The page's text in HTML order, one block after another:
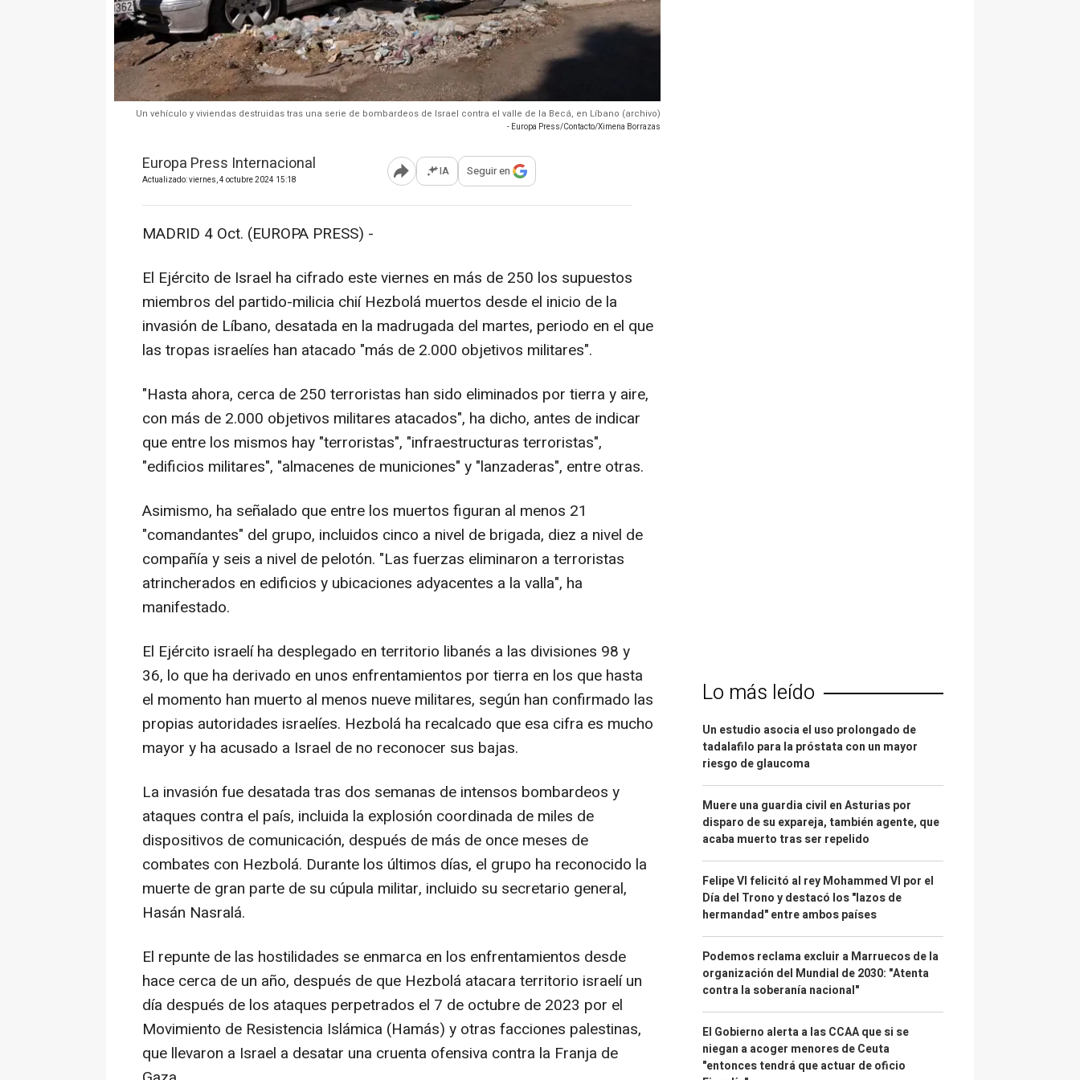
Un vehículo y viviendas destruidas tras una serie de bombardeos de Israel contra el valle de la Becá, en Líbano (archivo)
- Europa Press/Contacto/Ximena Borrazas
Europa Press Internacional
Actualizado: viernes, 4 octubre 2024 15:18 Abrir opciones para compartir
IA Seguir en
MADRID 4 Oct. (EUROPA PRESS) -
El Ejército de Israel ha cifrado este viernes en más de 250 los supuestos
miembros del partido-milicia chií Hezbolá muertos desde el inicio de la
invasión de Líbano, desatada en la madrugada del martes, periodo en el que
las tropas israelíes han atacado "más de 2.000 objetivos militares".
"Hasta ahora, cerca de 250 terroristas han sido eliminados por tierra y aire,
con más de 2.000 objetivos militares atacados", ha dicho, antes de indicar
que entre los mismos hay "terroristas", "infraestructuras terroristas",
"edificios militares", "almacenes de municiones" y "lanzaderas", entre otras.
Asimismo, ha señalado que entre los muertos figuran al menos 21
"comandantes" del grupo, incluidos cinco a nivel de brigada, diez a nivel de
compañía y seis a nivel de pelotón. "Las fuerzas eliminaron a terroristas
atrincherados en edificios y ubicaciones adyacentes a la valla", ha
manifestado.
El Ejército israelí ha desplegado en territorio libanés a las divisiones 98 y
36, lo que ha derivado en unos enfrentamientos por tierra en los que hasta
el momento han muerto al menos nueve militares, según han confirmado las
propias autoridades israelíes. Hezbolá ha recalcado que esa cifra es mucho
mayor y ha acusado a Israel de no reconocer sus bajas.
La invasión fue desatada tras dos semanas de intensos bombardeos y
ataques contra el país, incluida la explosión coordinada de miles de
dispositivos de comunicación, después de más de once meses de
combates con Hezbolá. Durante los últimos días, el grupo ha reconocido la
muerte de gran parte de su cúpula militar, incluido su secretario general,
Hasán Nasralá.
El repunte de las hostilidades se enmarca en los enfrentamientos desde
hace cerca de un año, después de que Hezbolá atacara territorio israelí un
día después de los ataques perpetrados el 7 de octubre de 2023 por el
Movimiento de Resistencia Islámica (Hamás) y otras facciones palestinas,
que llevaron a Israel a desatar una cruenta ofensiva contra la Franja de
Lo más leído
Un estudio asocia el uso prolongado de
tadalafilo para la próstata con un mayor
riesgo de glaucoma
Muere una guardia civil en Asturias por
disparo de su expareja, también agente, que
acaba muerto tras ser repelido
Felipe VI felicitó al rey Mohammed VI por el
Día del Trono y destacó los "lazos de
hermandad" entre ambos países
Podemos reclama excluir a Marruecos de la
organización del Mundial de 2030: "Atenta
contra la soberanía nacional"
El Gobierno alerta a las CCAA que si se
niegan a acoger menores de Ceuta
"entonces tendrá que actuar de oficio